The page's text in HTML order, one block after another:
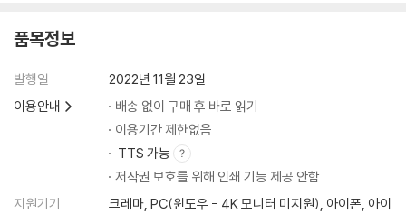
품목정보
발행일
2022년 11월 23일
이용안내
배송 없이 구매 후 바로 읽기
이용기간 제한없음
TTS 가능
저작권 보호를 위해 인쇄 기능 제공 안함
지원기기
크레마, PC(윈도우 - 4K 모니터 미지원), 아이폰, 아이